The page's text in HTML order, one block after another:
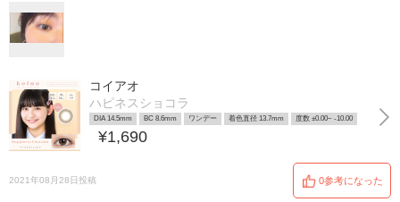
コイアオ
ハピネスショコラ
DIA 14.5mm BC 8.6mm ワンデー 着色直径 13.7mm 度数 ±0.00~ -10.00
¥1,690
2021年08月28日投稿 0参考になった